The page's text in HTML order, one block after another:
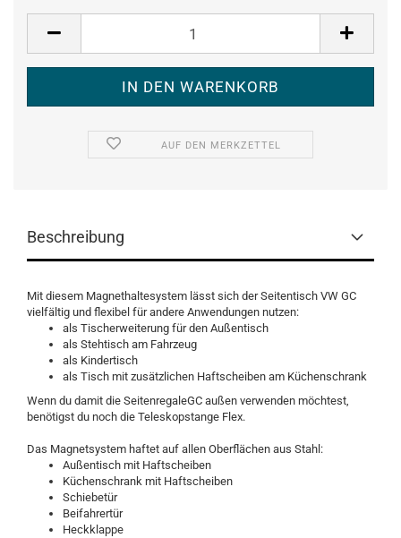
AUF DEN MERKZETTEL
Beschreibung
Mit diesem Magnethaltesystem lässt sich der Seitentisch VW GC
vielfältig und flexibel für andere Anwendungen nutzen:
als Tischerweiterung für den Außentisch
als Stehtisch am Fahrzeug
als Kindertisch
als Tisch mit zusätzlichen Haftscheiben am Küchenschrank
Wenn du damit die SeitenregaleGC außen verwenden möchtest,
benötigst du noch die Teleskopstange Flex.
Das Magnetsystem haftet auf allen Oberflächen aus Stahl:
Außentisch mit Haftscheiben
Küchenschrank mit Haftscheiben
Schiebetür
Beifahrertür
Heckklappe